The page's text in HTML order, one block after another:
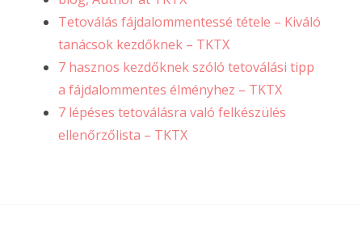
Tetoválás fájdalommentessé tétele – Kiváló
tanácsok kezdőknek – TKTX
7 hasznos kezdőknek szóló tetoválási tipp
a fájdalommentes élményhez – TKTX
7 lépéses tetoválásra való felkészülés
ellenőrzőlista – TKTX